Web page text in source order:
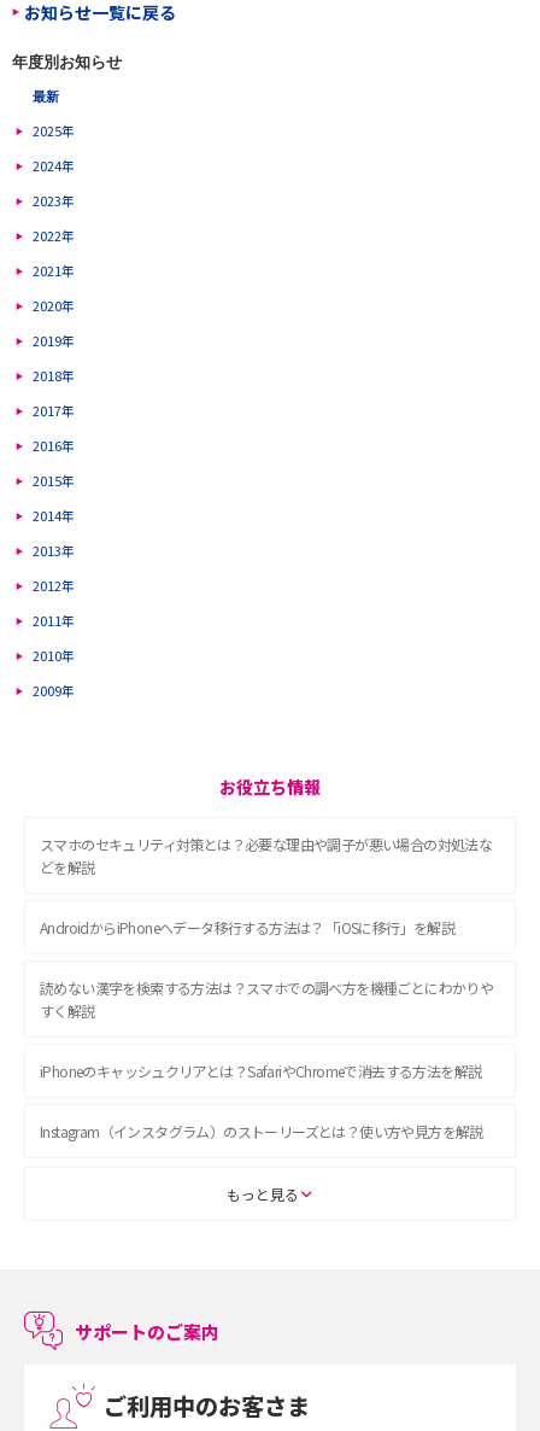
お知らせ一覧に戻る
年度別お知らせ
最新
2025年
2024年
2023年
2022年
2021年
2020年
2019年
2018年
2017年
2016年
2015年
2014年
2013年
2012年
2011年
2010年
2009年
お役立ち情報
スマホのセキュリティ対策とは？必要な理由や調子が悪い場合の対処法な
どを解説
AndroidからiPhoneへデータ移行する方法は？「iOSに移行」を解説
読めない漢字を検索する方法は？スマホでの調べ方を機種ごとにわかりや
すく解説
iPhoneのキャッシュクリアとは？SafariやChromeで消去する方法を解説
Instagram（インスタグラム）のストーリーズとは？使い方や見方を解説
ASMRとは？初心者向けの代表ジャンルや楽しみ方を解説
LINEで友だちを削除する方法は？方法ごとの影響や復活・復元する方法も
プリペイドSIMとは？種類やメリット・デメリット、利用までの流れを解説
もっと見る
サポートのご案内
ご利用中のお客さま